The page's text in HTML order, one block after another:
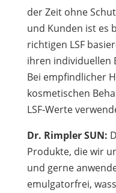
der Zeit ohne
und Kunden ist es
richtigen LSF
ihren individuellen
Bei empfindlicher
kosmetischen
LSF-Werte
Dr. Rimpler SUN:
Produkte, die wir
und gerne
emulgatorfrei,